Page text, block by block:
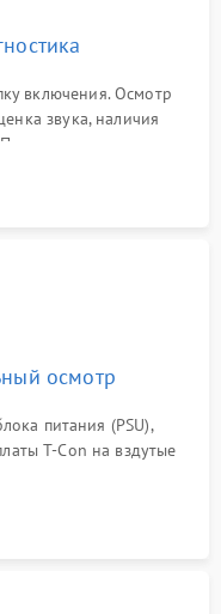
включения. Осмотр
звука, наличия
тестовых
симптомов поломки.
осмотр
питания (PSU),
T-Con на вздутые
шлейфов.